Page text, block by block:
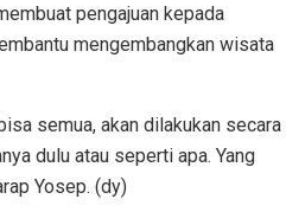
pengajuan kepada
mengembangkan wisata
semua, akan dilakukan secara
dulu atau seperti apa. Yang
Yosep. (dy)